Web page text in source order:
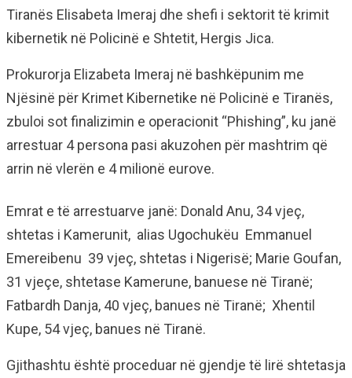
Tiranës Elisabeta Imeraj dhe shefi i sektorit të krimit
kibernetik në Policinë e Shtetit, Hergis Jica.
Prokurorja Elizabeta Imeraj në bashkëpunim me
Njësinë për Krimet Kibernetike në Policinë e Tiranës,
zbuloi sot finalizimin e operacionit “Phishing”, ku janë
arrestuar 4 persona pasi akuzohen për mashtrim që
arrin në vlerën e 4 milionë eurove.
Emrat e të arrestuarve janë: Donald Anu, 34 vjeç,
shtetas i Kamerunit, alias Ugochukëu Emmanuel
Emereibenu 39 vjeç, shtetas i Nigerisë; Marie Goufan,
31 vjeçe, shtetase Kamerune, banuese në Tiranë;
Fatbardh Danja, 40 vjeç, banues në Tiranë; Xhentil
Kupe, 54 vjeç, banues në Tiranë.
Gjithashtu është proceduar në gjendje të lirë shtetasja